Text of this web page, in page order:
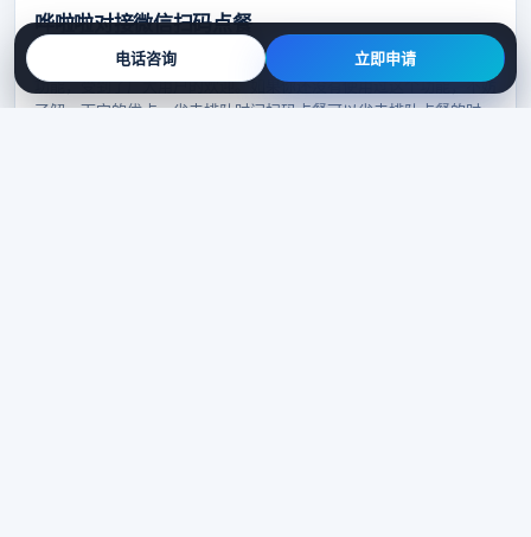
哗啦啦对接微信扫码点餐
哗啦啦对接微信扫码点餐最近，哗啦啦联手微信推出了扫码点餐的新
功能，受到了广大用户的欢迎。如果你还没有使用过这个功能，不妨
了解一下它的优点。省去排队时间扫码点餐可以省去排队点餐的时
电话咨询 立即申请